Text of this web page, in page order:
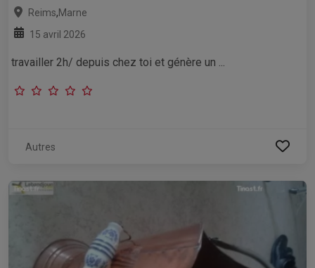
Reims,Marne
15 avril 2026
travailler 2h/ depuis chez toi et génère un ...
Autres